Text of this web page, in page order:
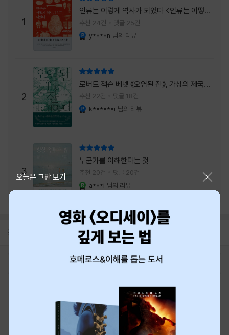
께 서 있기 때문이다. 이 책은 프랑스의 철학
자이자 정신분석가인 안 뒤푸르망
1
인류는 이렇게 역사가 되었다 <인류는 어떻게
역사가 되었나>
추천 24건 댓글 25건
y****n 님의 리뷰
2
로버트 잭슨 베넷 《오염된 잔》, 가상의 제국이
주는 실감과 미스터리 사건의 치밀함이 이루어
내는 최상의 시너지...
추천 22건 댓글 18건
k******i 님의 리뷰
3
누군가를 이해한다는 것
추천 20건 댓글 20건
a***i 님의 리뷰
공지 8월 신용카드 무이자할부 안내
오늘은 그만 보기
최근 본 상품
티켓 1544-6399
중고샵 1566-4295
eBook 1:1문의/채팅상담
예스이십사(주) 사업자 정보
이용약관
개인정보처리방침
청소년보호정책